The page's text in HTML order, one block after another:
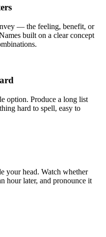
— the feeling, benefit, or
built on a clear concept
option. Produce a long list
hard to spell, easy to
your head. Watch whether
hour later, and pronounce it